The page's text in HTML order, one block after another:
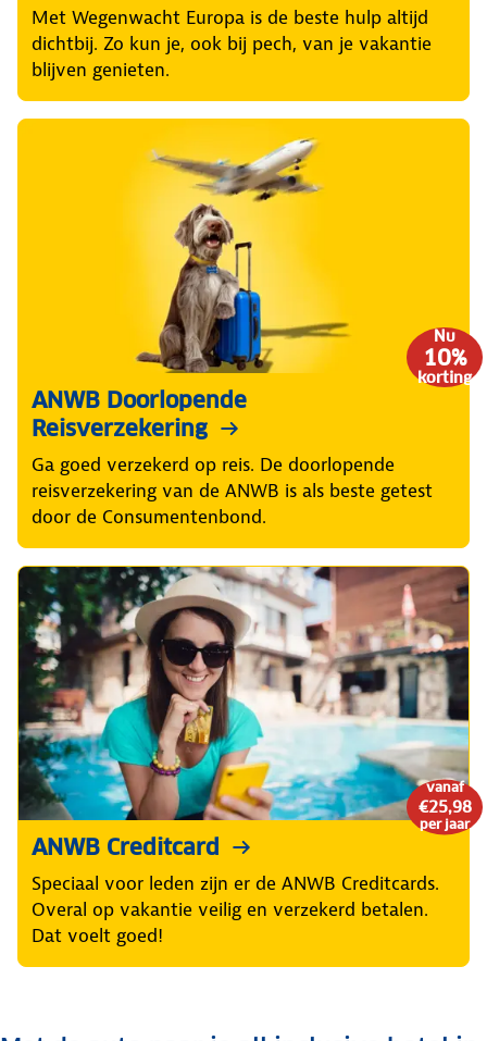
Met Wegenwacht Europa is de beste hulp altijd
dichtbij. Zo kun je, ook bij pech, van je vakantie
blijven genieten.
Nu
10%
korting
ANWB Doorlopende
Reisverzekering
Ga goed verzekerd op reis. De doorlopende
reisverzekering van de ANWB is als beste getest
door de Consumentenbond.
vanaf
€25,98
per jaar
ANWB Creditcard
Speciaal voor leden zijn er de ANWB Creditcards.
Overal op vakantie veilig en verzekerd betalen.
Dat voelt goed!